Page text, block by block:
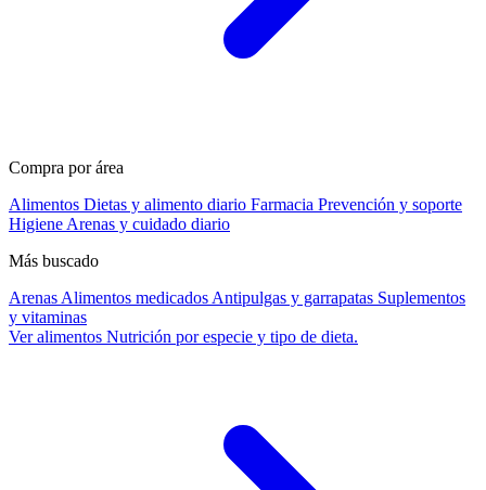
Compra por área
Alimentos Dietas y alimento diario Farmacia Prevención y soporte
Higiene Arenas y cuidado diario
Más buscado
Arenas Alimentos medicados Antipulgas y garrapatas Suplementos
y vitaminas
Ver alimentos Nutrición por especie y tipo de dieta.